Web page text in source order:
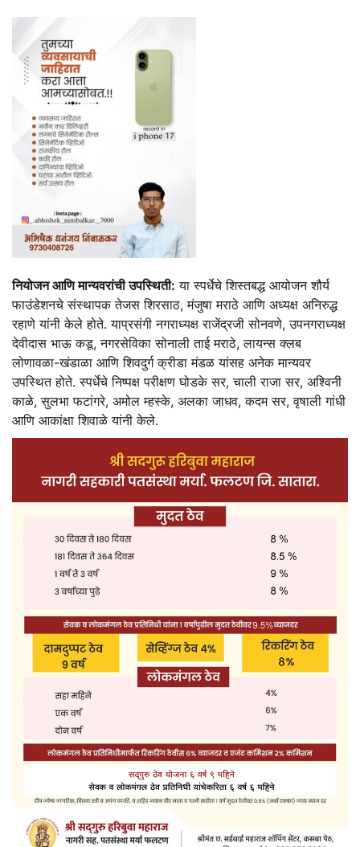
नियोजन आणि मान्यवरांची उपस्थिती: या स्पर्धेचे शिस्तबद्ध आयोजन शौर्य
फाउंडेशनचे संस्थापक तेजस शिरसाठ, मंजुषा मराठे आणि अध्यक्ष अनिरुद्ध
रहाणे यांनी केले होते. याप्रसंगी नगराध्यक्ष राजेंद्रजी सोनवणे, उपनगराध्यक्ष
देवीदास भाऊ कडू, नगरसेविका सोनाली ताई मराठे, लायन्स क्लब
लोणावळा-खंडाळा आणि शिवदुर्ग क्रीडा मंडळ यांसह अनेक मान्यवर
उपस्थित होते. स्पर्धेचे निष्पक्ष परीक्षण घोडके सर, चाली राजा सर, अश्विनी
काळे, सुलभा फटांगरे, अमोल म्हस्के, अलका जाधव, कदम सर, वृषाली गांधी
आणि आकांक्षा शिवाळे यांनी केले.